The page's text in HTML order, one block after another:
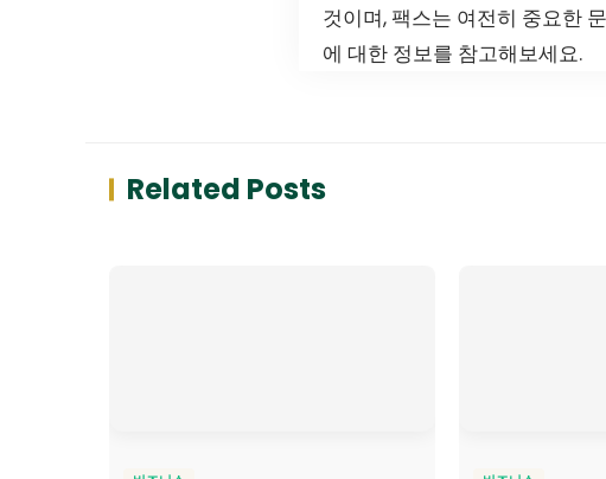
것이며, 팩스는 여전히 중요한
에 대한 정보를 참고해보세요.
Related Posts